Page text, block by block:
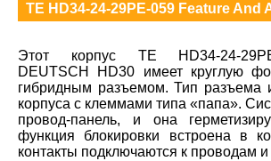
TE HD34-24-29PE-059 Feature And
Этот корпус TE HD34-24-
DEUTSCH HD30 имеет круглую
гибридным разъемом. Тип разъема
корпуса с клеммами типа «папа».
провод-панель, и она
функция блокировки встроена в
контакты подключаются к проводам